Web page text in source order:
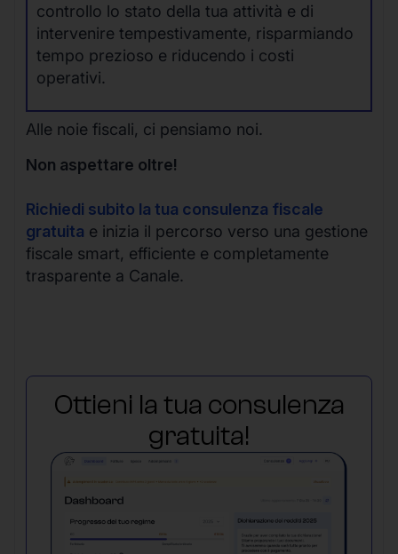
controllo lo stato della tua attività e di
intervenire tempestivamente, risparmiando
tempo prezioso e riducendo i costi
operativi.
Alle noie fiscali, ci pensiamo noi.
Non aspettare oltre!
Richiedi subito la tua consulenza fiscale
gratuita e inizia il percorso verso una gestione
fiscale smart, efficiente e completamente
trasparente a Canale.
Ottieni la tua consulenza
gratuita!